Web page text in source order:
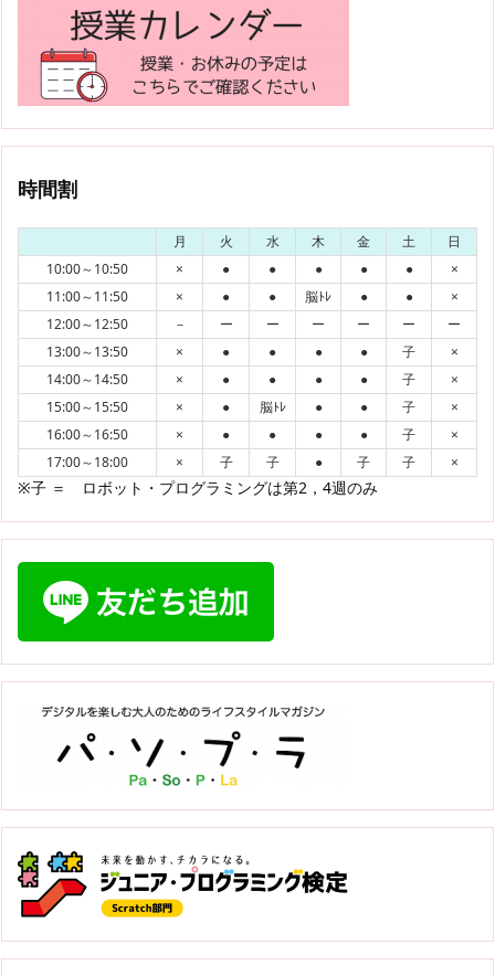
時間割
月 火 水 木 金 土
日
10:00～10:50
× ● ● ● ● ●
×
11:00～11:50
× ● ● 脳ﾄﾚ ● ●
×
12:00～12:50
－ ー ー ー ー ー
ー
13:00～13:50
× ● ● ● ● 子
×
14:00～14:50
× ● ● ● ● 子
×
15:00～15:50
× ● 脳ﾄﾚ ● ● 子
×
16:00～16:50
× ● ● ● ● 子
×
17:00～18:00
× 子 子 ● 子 子 ×
※子 ＝ ロボット・プログラミングは第2，4週のみ